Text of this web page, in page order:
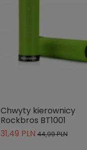
Chwyty kierownicy
Rockbros BT1001
31,49 PLN 44,99 PLN